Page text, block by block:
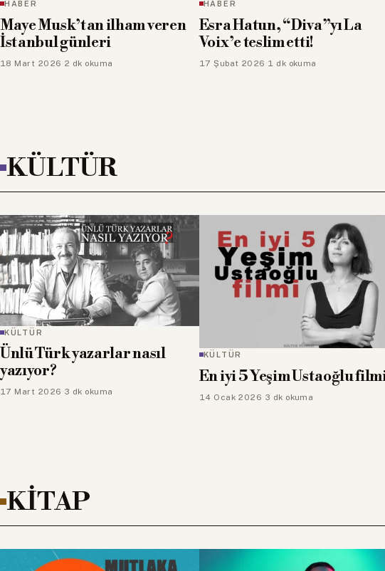
HABER
Esra Hatun, “Diva”yı La
Voix’e teslim etti!
17 Şubat 2026· 1 dk okuma
HABER
Salt Araştırma Fonları’nın
kapanış etkinliği gerçekleşti
11 Ocak 2026· 2 dk okuma
KÜLTÜR
KÜLTÜR
En iyi 5 Yeşim Ustaoğlu filmi
14 Ocak 2026 ·3 dk okuma
Mutlaka izlenmesi gereken
en iyi anime dizileri
KİTAP